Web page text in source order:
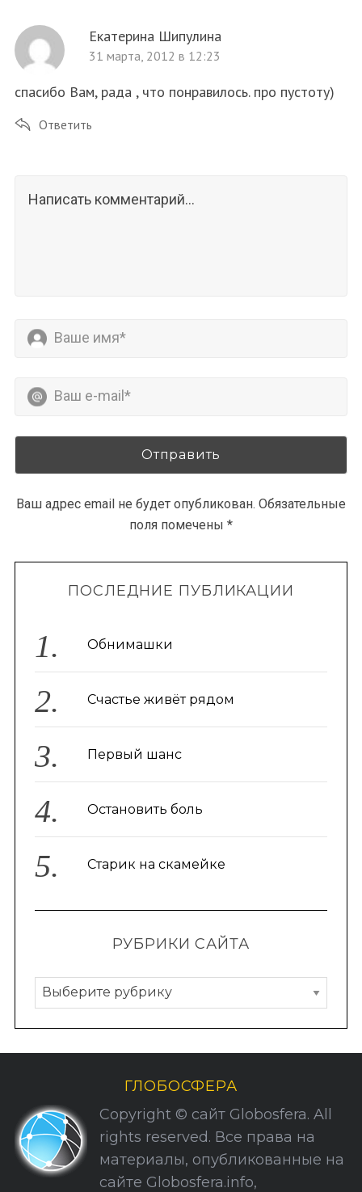
Екатерина Шипулина
31 марта, 2012 в 12:23
спасибо Вам, рада , что понравилось. про пустоту)
Ответить
Ваш адрес email не будет опубликован. Обязательные
поля помечены *
ПОСЛЕДНИЕ ПУБЛИКАЦИИ
Обнимашки
Счастье живёт рядом
Первый шанс
Остановить боль
Старик на скамейке
РУБРИКИ САЙТА
Р
у
б
р
и
С
а
ГЛОБОСФЕРА
Copyright © сайт Globosfera. All
rights reserved. Все права на
материалы, опубликованные на
сайте Globosfera.info,